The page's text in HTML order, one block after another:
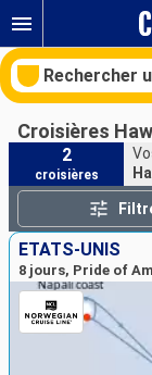
Rechercher
Nos
Mois de départ
Ports
Croisières
2
croisières
ÉTATS-UNIS
8 jours, Pride of